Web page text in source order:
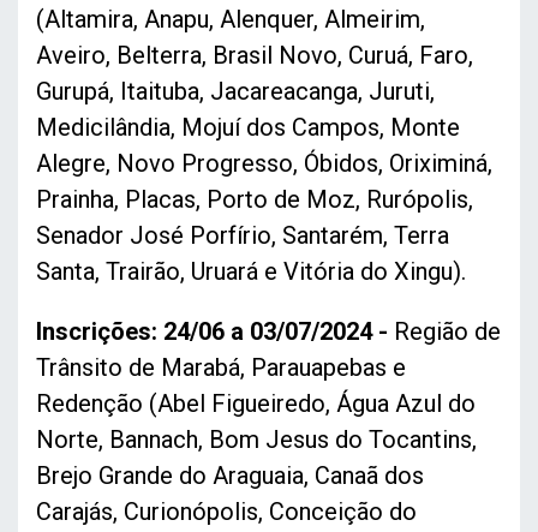
(Altamira, Anapu, Alenquer, Almeirim,
Aveiro, Belterra, Brasil Novo, Curuá, Faro,
Gurupá, Itaituba, Jacareacanga, Juruti,
Medicilândia, Mojuí dos Campos, Monte
Alegre, Novo Progresso, Óbidos, Oriximiná,
Prainha, Placas, Porto de Moz, Rurópolis,
Senador José Porfírio, Santarém, Terra
Santa, Trairão, Uruará e Vitória do Xingu).
Inscrições: 24/06 a 03/07/2024 - Região de
Trânsito de Marabá, Parauapebas e
Redenção (Abel Figueiredo, Água Azul do
Norte, Bannach, Bom Jesus do Tocantins,
Brejo Grande do Araguaia, Canaã dos
Carajás, Curionópolis, Conceição do